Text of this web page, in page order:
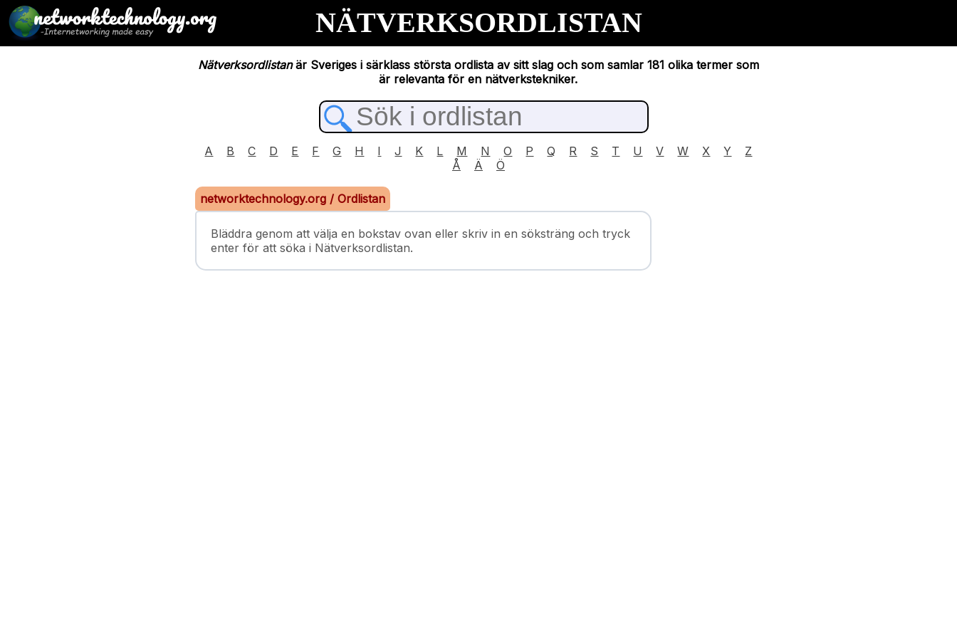
NÄTVERKSORDLISTAN
Nätverksordlistanär Sveriges i särklass största ordlista av sitt slag och som samlar 181 olika termer som
är relevanta för en nätverkstekniker.
A B C D E F G H I J K L M N O P Q R S T U V W X Y
Z
Å
Ä Ö
networktechnology.org / Ordlistan
Bläddra genom att välja en bokstav ovan eller skriv in en söksträng och tryck
enter för att söka i Nätverksordlistan.